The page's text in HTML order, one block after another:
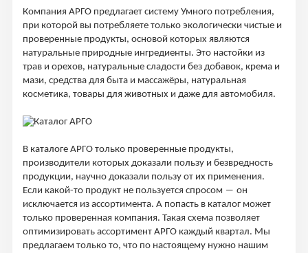
Компания АРГО предлагает систему Умного потребления,
при которой вы потребляете только экологически чистые и
проверенные продукты, основой которых являются
натуральные природные ингредиенты. Это настойки из
трав и орехов, натуральные сладости без добавок, крема и
мази, средства для быта и массажёры, натуральная
косметика, товары для животных и даже для автомобиля.
В каталоге АРГО только проверенные продукты,
производители которых доказали пользу и безвредность
продукции, научно доказали пользу от их применения.
Если какой-то продукт не пользуется спросом ― он
исключается из ассортимента. А попасть в каталог может
только проверенная компания. Такая схема позволяет
оптимизировать ассортимент АРГО каждый квартал. Мы
предлагаем только то, что по настоящему нужно нашим